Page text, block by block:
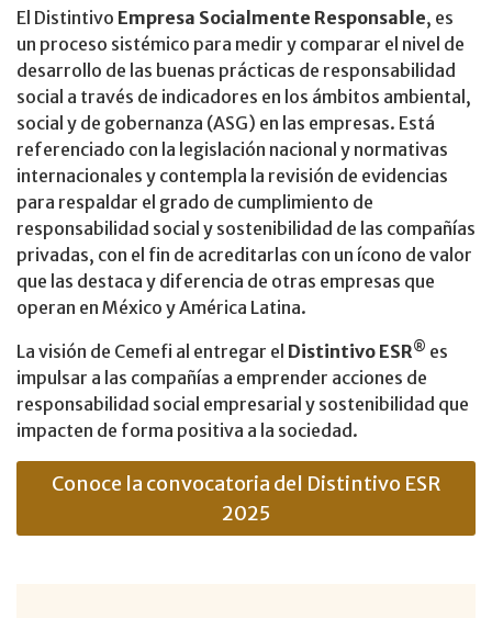
El Distintivo Empresa Socialmente Responsable, es
un proceso sistémico para medir y comparar el nivel de
desarrollo de las buenas prácticas de responsabilidad
social a través de indicadores en los ámbitos ambiental,
social y de gobernanza (ASG) en las empresas. Está
referenciado con la legislación nacional y normativas
internacionales y contempla la revisión de evidencias
para respaldar el grado de cumplimiento de
responsabilidad social y sostenibilidad de las compañías
privadas, con el fin de acreditarlas con un ícono de valor
que las destaca y diferencia de otras empresas que
operan en México y América Latina.
La visión de Cemefi al entregar el Distintivo ESR® es
impulsar a las compañías a emprender acciones de
responsabilidad social empresarial y sostenibilidad que
impacten de forma positiva a la sociedad.
Conoce la convocatoria del Distintivo ESR
2025